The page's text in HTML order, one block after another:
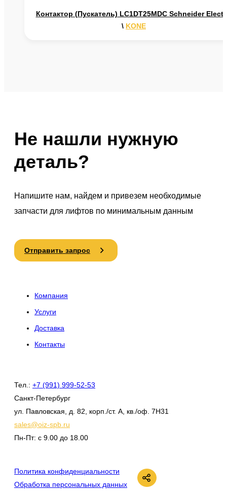
Контактор (Пускатель) LC1DT25MDC Schneider
\ KONE
Не нашли нужную
деталь?
Напишите нам, найдем и привезем необходимые
запчасти для лифтов по минимальным данным
Отправить запрос
Компания
Услуги
Доставка
Контакты
Тел.: +7 (991) 999-52-53
Санкт-Петербург
ул. Павловская, д. 82, корп./ст. А, кв./оф. 7Н31
sales@oiz-spb.ru
Пн-Пт: с 9.00 до 18.00
Политика конфиденциальности
Обработка персональных данных